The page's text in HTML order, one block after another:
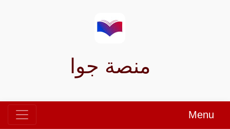
منصة جوا
Menu